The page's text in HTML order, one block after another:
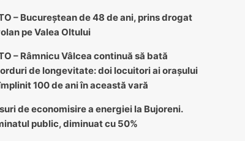
– Bucureștean de 48 de ani, prins drogat
pe Valea Oltului
– Râmnicu Vâlcea continuă să bată
de longevitate: doi locuitori ai orașului
100 de ani în această vară
de economisire a energiei la Bujoreni.
public, diminuat cu 50%